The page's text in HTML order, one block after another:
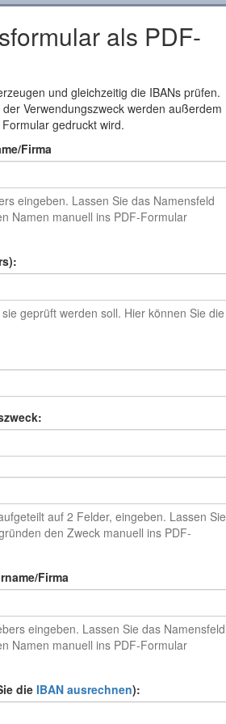
als PDF-
und gleichzeitig die IBANs prüfen.
Verwendungszweck werden außerdem
gedruckt wird.
Firma
eingeben. Lassen Sie das Namensfeld
Namen manuell ins PDF-Formular
geprüft werden soll. Hier können Sie die
auf 2 Felder, eingeben. Lassen Sie
den Zweck manuell ins PDF-
Firma
eingeben. Lassen Sie das Namensfeld
Namen manuell ins PDF-Formular
die IBAN ausrechnen):